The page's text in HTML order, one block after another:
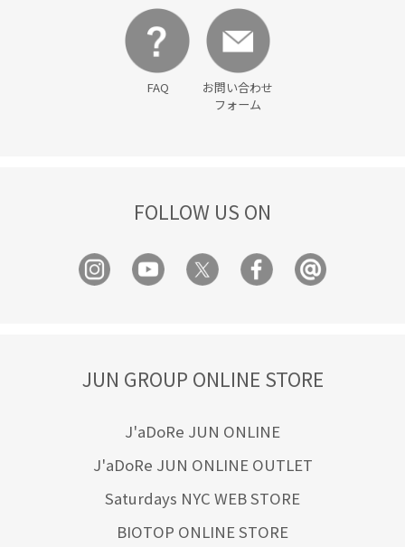
FAQ
お問い合わせ
フォーム
FOLLOW US ON
JUN GROUP ONLINE STORE
J'aDoRe JUN ONLINE
J'aDoRe JUN ONLINE OUTLET
Saturdays NYC WEB STORE
BIOTOP ONLINE STORE